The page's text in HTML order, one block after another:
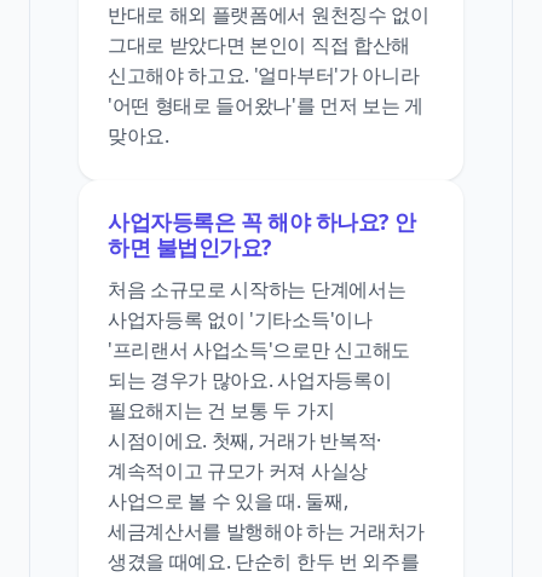
반대로 해외 플랫폼에서 원천징수 없이
그대로 받았다면 본인이 직접 합산해
신고해야 하고요. '얼마부터'가 아니라
'어떤 형태로 들어왔나'를 먼저 보는 게
맞아요.
사업자등록은 꼭 해야 하나요? 안
하면 불법인가요?
처음 소규모로 시작하는 단계에서는
사업자등록 없이 '기타소득'이나
'프리랜서 사업소득'으로만 신고해도
되는 경우가 많아요. 사업자등록이
필요해지는 건 보통 두 가지
시점이에요. 첫째, 거래가 반복적·
계속적이고 규모가 커져 사실상
사업으로 볼 수 있을 때. 둘째,
세금계산서를 발행해야 하는 거래처가
생겼을 때예요. 단순히 한두 번 외주를